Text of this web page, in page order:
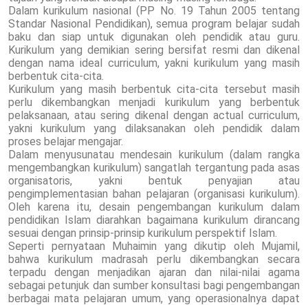
Dalam kurikulum nasional (PP No. 19 Tahun 2005 tentang
Standar Nasional Pendidikan), semua program belajar sudah
baku dan siap untuk digunakan oleh pendidik atau guru.
Kurikulum yang demikian sering bersifat resmi dan dikenal
dengan nama ideal curriculum, yakni kurikulum yang masih
berbentuk cita-cita.
Kurikulum yang masih berbentuk cita-cita tersebut masih
perlu dikembangkan menjadi kurikulum yang berbentuk
pelaksanaan, atau sering dikenal dengan actual curriculum,
yakni kurikulum yang dilaksanakan oleh pendidik dalam
proses belajar mengajar.
Dalam menyusunatau mendesain kurikulum (dalam rangka
mengembangkan kurikulum) sangatlah tergantung pada asas
organisatoris, yakni bentuk penyajian atau
pengimplementasian bahan pelajaran (organisasi kurikulum).
Oleh karena itu, desain pengembangan kurikulum dalam
pendidikan Islam diarahkan bagaimana kurikulum dirancang
sesuai dengan prinsip-prinsip kurikulum perspektif Islam.
Seperti pernyataan Muhaimin yang dikutip oleh Mujamil,
bahwa kurikulum madrasah perlu dikembangkan secara
terpadu dengan menjadikan ajaran dan nilai-nilai agama
sebagai petunjuk dan sumber konsultasi bagi pengembangan
berbagai mata pelajaran umum, yang operasionalnya dapat